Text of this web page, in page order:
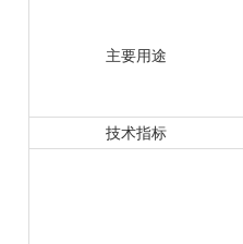
主要用途
技术指标